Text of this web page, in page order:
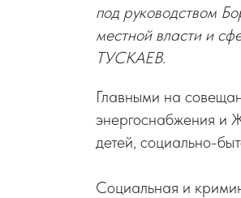
под руководством
местной власти и
ТУСКАЕВ.
Главными на
энергоснабжения и
детей, социально-
Социальная и